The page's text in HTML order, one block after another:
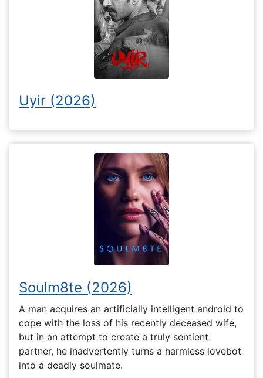
Uyir (2026)
Soulm8te (2026)
A man acquires an artificially intelligent android to
cope with the loss of his recently deceased wife,
but in an attempt to create a truly sentient
partner, he inadvertently turns a harmless lovebot
into a deadly soulmate.